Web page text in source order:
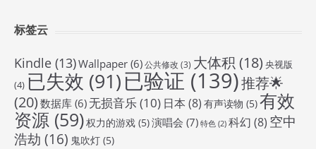
标签云
Kindle (13)Wallpaper (6)公共修改 (3) 大体积 (18) 央视版
(4) 已失效 (91)已验证 (139)推荐🌟
(20) 数据库 (6) 无损音乐(10) 日本 (8) 有声读物 (5)有效
资源 (59)权力的游戏 (5)演唱会 (7) 特色 (2) 科幻 (8) 空中
浩劫 (16) 鬼吹灯 (5)